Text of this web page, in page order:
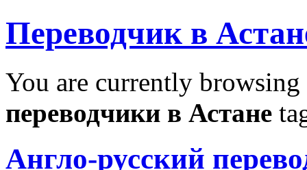
Переводчик в
You are currently
переводчики в Астане
Англо-русский